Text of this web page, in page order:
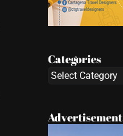
Categories
Categories
Advertisement